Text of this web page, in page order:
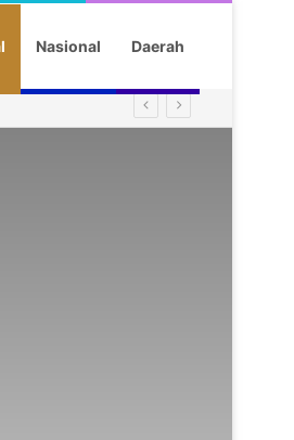
Nasional Daerah